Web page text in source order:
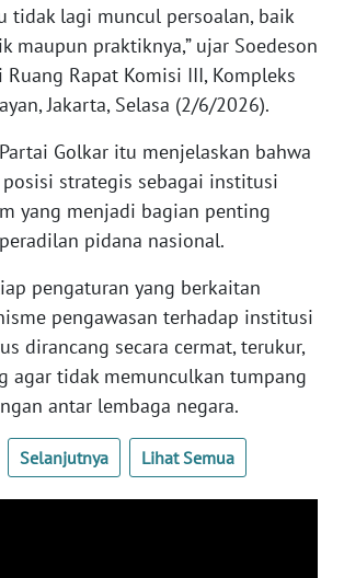
tidak lagi muncul persoalan, baik
maupun praktiknya,” ujar Soedeson
Rapat Komisi III, Kompleks
Jakarta, Selasa (2/6/2026).
Golkar itu menjelaskan bahwa
strategis sebagai institusi
yang menjadi bagian penting
pidana nasional.
pengaturan yang berkaitan
pengawasan terhadap institusi
dirancang secara cermat, terukur,
agar tidak memunculkan tumpang
antar lembaga negara.
Selanjutnya Lihat Semua